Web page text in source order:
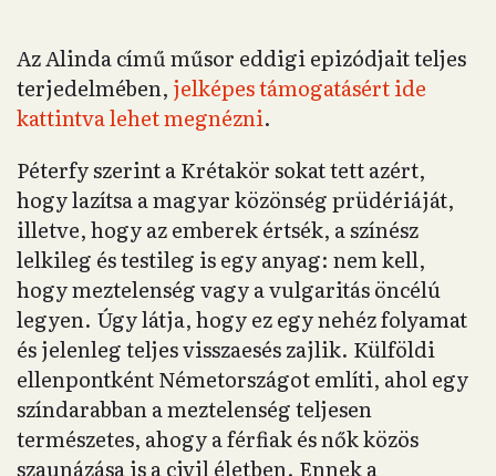
Az Alinda című műsor eddigi epizódjait teljes
terjedelmében, jelképes támogatásért ide
kattintva lehet megnézni.
Péterfy szerint a Krétakör sokat tett azért,
hogy lazítsa a magyar közönség prüdériáját,
illetve, hogy az emberek értsék, a színész
lelkileg és testileg is egy anyag: nem kell,
hogy meztelenség vagy a vulgaritás öncélú
legyen. Úgy látja, hogy ez egy nehéz folyamat
és jelenleg teljes visszaesés zajlik. Külföldi
ellenpontként Németországot említi, ahol egy
színdarabban a meztelenség teljesen
természetes, ahogy a férfiak és nők közös
szaunázása is a civil életben. Ennek a